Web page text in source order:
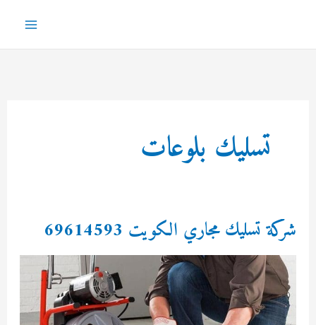
المحتوى
تسليك بلوعات
شركة تسليك مجاري الكويت 69614593